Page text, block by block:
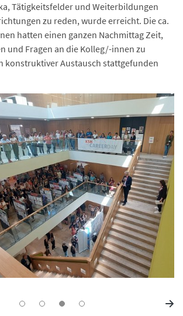
Tätigkeitsfelder und Weiterbildungen
zu reden, wurde erreicht. Die ca.
hatten einen ganzen Nachmittag Zeit,
und Fragen an die Kolleg/-innen zu
konstruktiver Austausch stattgefunden